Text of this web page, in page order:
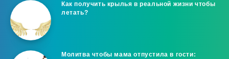
Как получить крылья в реальной жизни чтобы
летать?
Молитва чтобы мама отпустила в гости: